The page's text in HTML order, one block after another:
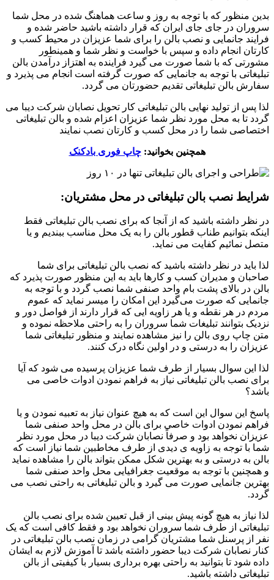
بدین منظور که با توجه به روز و ساعت هماهنگ شده در محل شما
سروران در جای جای ایران که قرار داشته باشید حاضر شده و
فرایند جانمایی و نصب بالن را برای شما عزیزان در محیط کسب و
کارتان انجام داده و سپس با خواست و نظر شما و همینطور
مشورتی که با شما صورت می گیرد فراینده به اهتزاز درآمدن بالن
تبلیغاتی با توجه به جانمایی که صورت گرفته است انجام می پذیرد و
سفارش بالن تبلیغاتی تقدیم حضورتان می گردد.
لذا پس از تولید نهایی بالن تبلیغاتی کار تحویل نصابان شرکت دیبا می
گردد تا به محل مورد نظر شما عزیزان اعزام شده و بالن تبلیغاتی
اختصاصی شما را در محل کسب و کارتان نصب نمایند
همچنین بخوانید:چاپ فوری بادکنک
شرایط نصب بالن تبلیغاتی در محل مشتریان:
در نظر داشته باشید که از آنجا که برای نصب بالن تبلیغاتی فقط
اینکه بتوانیم طناب قطور بالن را به یک محل مناسب ببندیم و یا
متصل نمائیم کفایت می نماید.
لذا باید در نظر داشته باشید که نصب بالن تبلیغاتی برای شما
صاحبان و مدیران کسب و کارها باید به این منظور صورت پذیرد که
بالن در بالای پشت بام واحد صنفی شما نصب گردد و با توجه به
جانمایی که صورت می‌گیرد این امکان را میسر نماید که عموم
مردم در هر نقطه و یا هر زاویه ایی که قرار دارند از فواصل دور و
نزدیک بتوانند تبلیغات شما سروران را به راحتی ملاحظه نموده و
متن چاپ روی بالن را نیز مشاهده نمایند و منظور تبلیغاتی شما
عزیزان را به درستی و در اولین نگاه درک کنند.
لذا این سوال بسیار از طرف شما عزیزان پرسیده می شود که آیا
برای نصب بالن تبلیغاتی نیاز به فراهم نمودن ادوات خاصی می
باشد؟
پاسخ این سوال این است که به هیچ عنوان نیاز به تعبیه نمودن و یا
فراهم نمودن ادوات خاصی برای بالن در محل واحد صنفی شما
عزیزان نخواهد بود و صرفاً نصابان شرکت دیبا در محل مورد نظر
شما با توجه به زاویه ی دیدی از طرف مخاطبین شما نیاز است که
بالن به درستی و به بهترین شکل ممکن بتواند بالن را مشاهده نماید
و همچنین با توجه به موقعیت جغرافیایی محل واحد صنفی شما
بهترین جانمایی صورت می گیرد و بالن تبلیغاتی به راحتی نصب می
گردد.
لذا نیاز به هیچ گونه پیش بینی از قبل تعیین شده برای نصب بالن
تبلیغاتی از طرف شما سروران نخواهد بود و فقط کافی است که یک
نفر از پرسنل شما مشتریان گرامی در زمان نصب بالن تبلیغاتی در
کنار نصابان شرکت دیبا حضور داشته باشد تا آموزش لازم به ایشان
داده شود تا بتوانید به راحتی بهره برداری بسیار با کیفیتی از بالن
تبلیغاتی داشته باشید.